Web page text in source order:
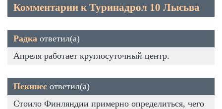
Комментарии к Туринадрол 10 Лысьва
Радка ответил(а)
Апреля работает круглосуточный центр.
Пекинес ответил(а)
Стоило Финляндии примерно определиться, чего